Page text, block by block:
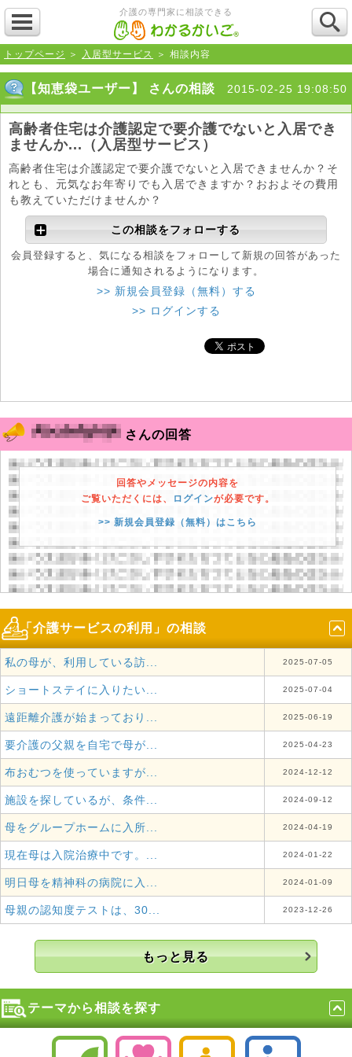
介護の専門家に相談できる
トップページ ＞ 入居型サービス ＞ 相談内容
【知恵袋ユーザー】 さんの相談 2015-02-25 19:08:50
高齢者住宅は介護認定で要介護でないと入居でき
ませんか...（入居型サービス）
高齢者住宅は介護認定で要介護でないと入居できませんか？そ
れとも、元気なお年寄りでも入居できますか？おおよその費用
も教えていただけませんか？
この相談をフォローする
会員登録すると、気になる相談をフォローして新規の回答があった
場合に通知されるようになります。
>> 新規会員登録（無料）する
>> ログインする
さんの回答
回答やメッセージの内容を
ご覧いただくには、
ログインが必要です。
>> 新規会員登録（無料）はこちら
「介護サービスの利用」の相談
私の母が、利用している訪... 2025-07-05
ショートステイに入りたい... 2025-07-04
遠距離介護が始まっており... 2025-06-19
要介護の父親を自宅で母が... 2025-04-23
布おむつを使っていますが... 2024-12-12
施設を探しているが、条件... 2024-09-12
母をグループホームに入所... 2024-04-19
現在母は入院治療中です。... 2024-01-22
明日母を精神科の病院に入... 2024-01-09
母親の認知度テストは、30... 2023-12-26
もっと見る
テーマから相談を探す